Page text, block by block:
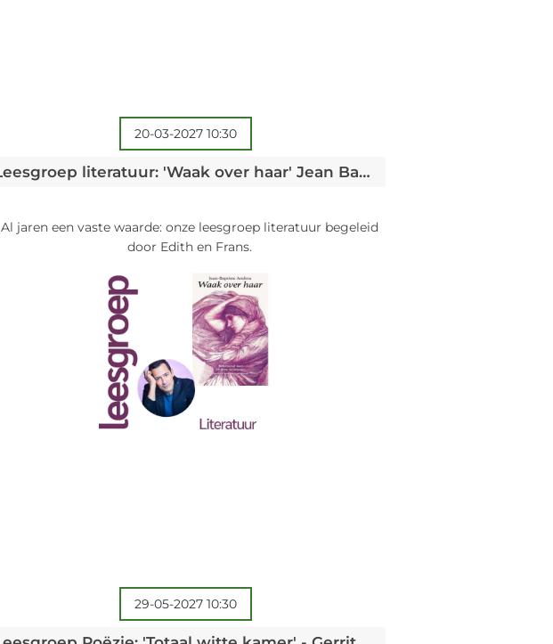
20-03-2027 10:30
Leesgroep literatuur: 'Waak over haar' Jean Baptiste Andrea
Al jaren een vaste waarde: onze leesgroep literatuur begeleid
door Edith en Frans.
29-05-2027 10:30